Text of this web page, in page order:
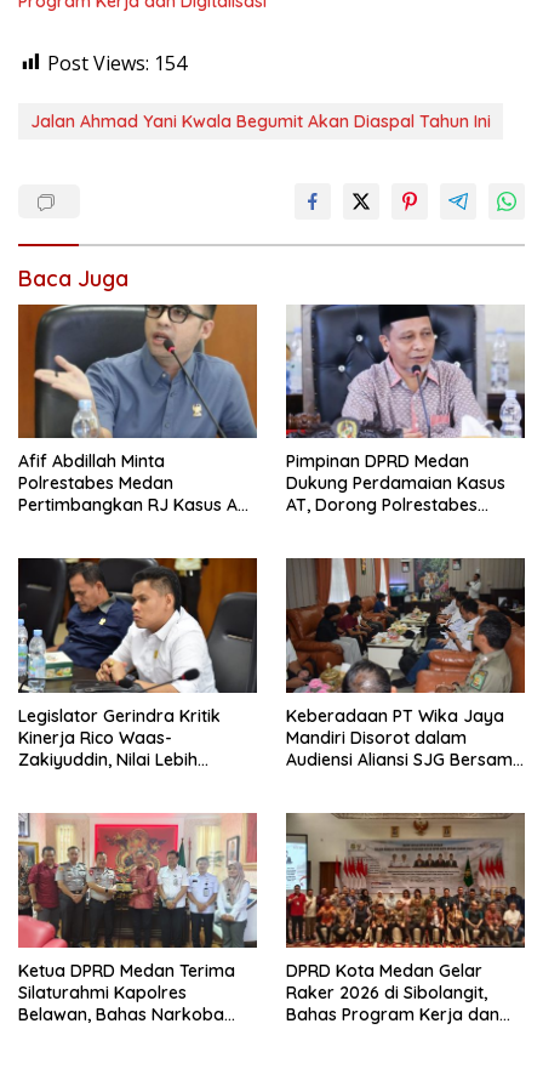
Post Views: 154
Jalan Ahmad Yani Kwala Begumit Akan Diaspal Tahun Ini
Baca Juga
Afif Abdillah Minta
Polrestabes Medan
Pertimbangkan RJ Kasus AT
Pimpinan DPRD Medan
Dukung Perdamaian Kasus
AT, Dorong Polrestabes
Legislator Gerindra Kritik
Kinerja Rico Waas-
Zakiyuddin, Nilai Lebih
Keluhan Warga
Keberadaan PT Wika Jaya
Mandiri Disorot dalam
Audiensi Aliansi SJG Bersama
Ketua DPRD Medan Terima
Silaturahmi Kapolres
Belawan, Bahas Narkoba
DPRD Kota Medan Gelar
Raker 2026 di Sibolangit,
Bahas Program Kerja dan